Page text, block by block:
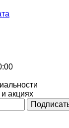
акциях